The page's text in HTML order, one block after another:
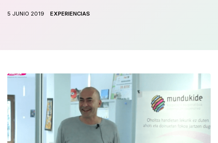
5 JUNIO 2019 EXPERIENCIAS